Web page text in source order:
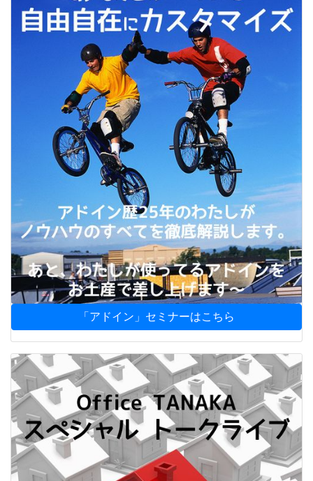
「アドイン」セミナーはこちら